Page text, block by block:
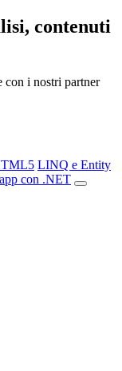
contenuti
con i nostri partner
LINQ e Entity
con .NET